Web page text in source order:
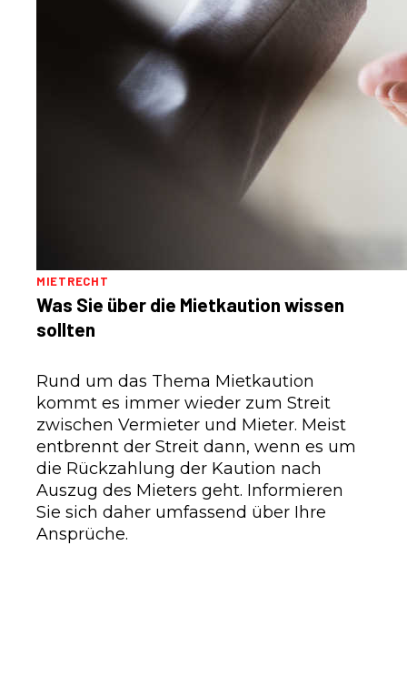
MIETRECHT
Was Sie über die Mietkaution wissen
sollten
Rund um das Thema Mietkaution
kommt es immer wieder zum Streit
zwischen Vermieter und Mieter. Meist
entbrennt der Streit dann, wenn es um
die Rückzahlung der Kaution nach
Auszug des Mieters geht. Informieren
Sie sich daher umfassend über Ihre
Ansprüche.